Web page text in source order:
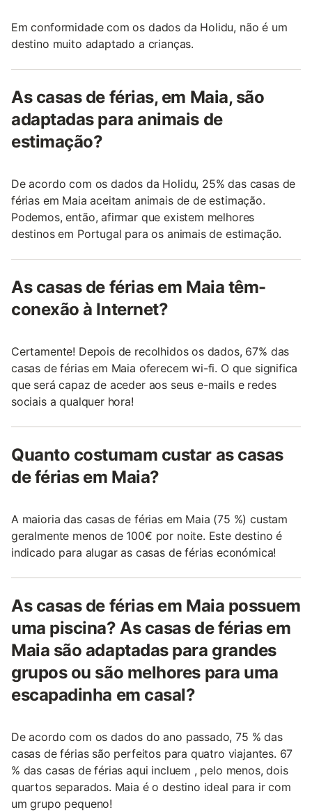
Em conformidade com os dados da Holidu, não é um
destino muito adaptado a crianças.
As casas de férias, em Maia, são
adaptadas para animais de
estimação?
De acordo com os dados da Holidu, 25% das casas de
férias em Maia aceitam animais de de estimação.
Podemos, então, afirmar que existem melhores
destinos em Portugal para os animais de estimação.
As casas de férias em Maia têm-
conexão à Internet?
Certamente! Depois de recolhidos os dados, 67% das
casas de férias em Maia oferecem wi-fi. O que significa
que será capaz de aceder aos seus e-mails e redes
sociais a qualquer hora!
Quanto costumam custar as casas
de férias em Maia?
A maioria das casas de férias em Maia (75 %) custam
geralmente menos de 100€ por noite. Este destino é
indicado para alugar as casas de férias económica!
As casas de férias em Maia possuem
uma piscina? As casas de férias em
Maia são adaptadas para grandes
grupos ou são melhores para uma
escapadinha em casal?
De acordo com os dados do ano passado, 75 % das
casas de férias são perfeitos para quatro viajantes. 67
% das casas de férias aqui incluem , pelo menos, dois
quartos separados. Maia é o destino ideal para ir com
um grupo pequeno!